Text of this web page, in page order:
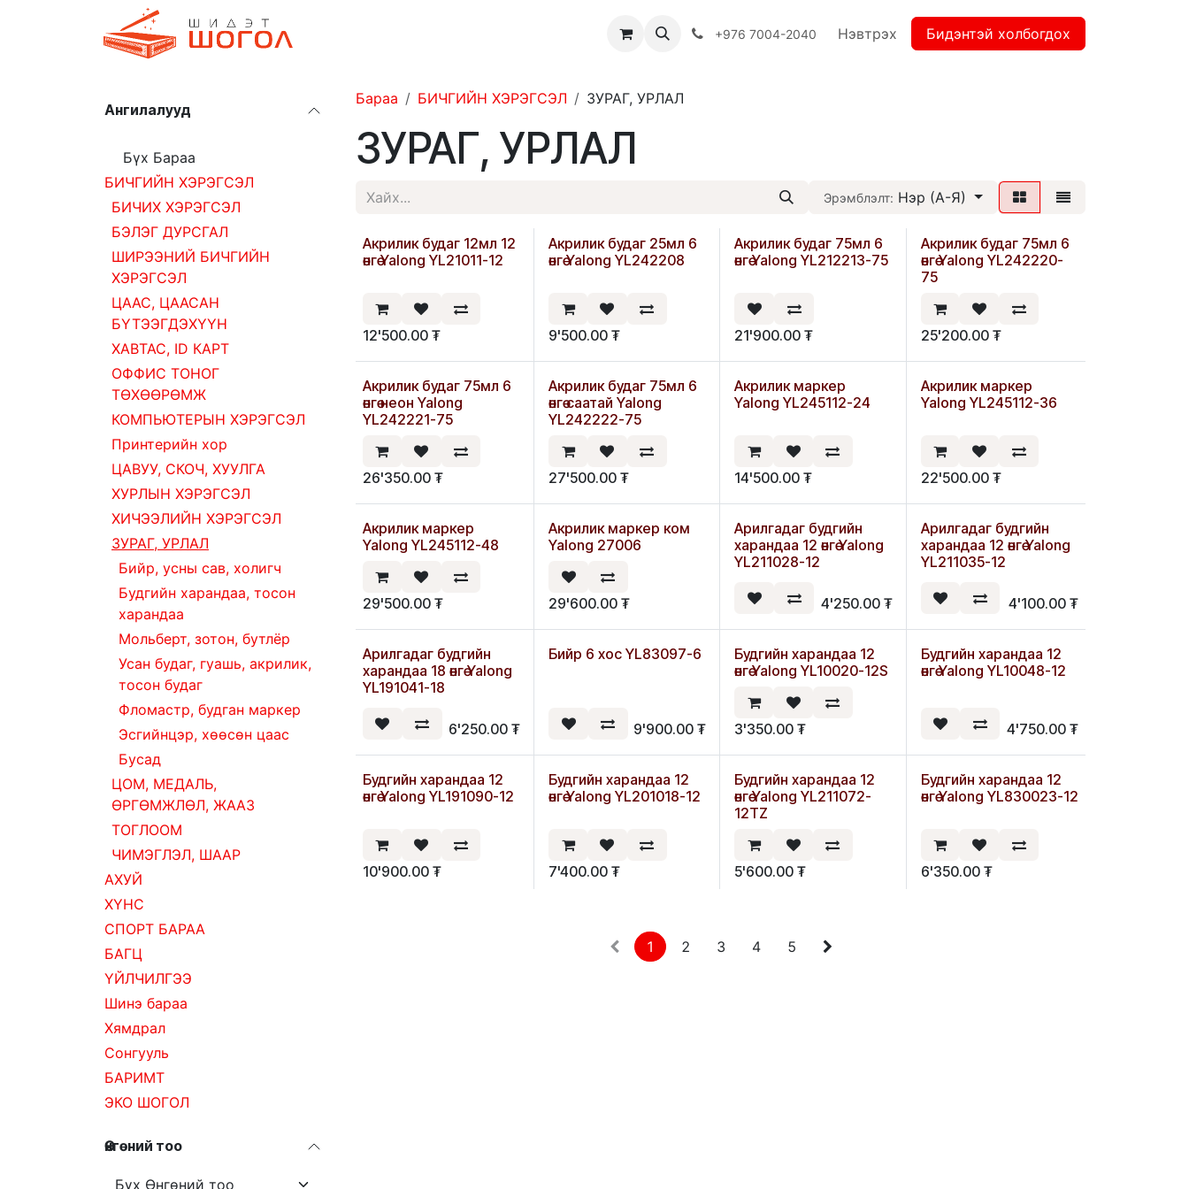
Хямдрал ♻️ Эко шогол+976 7004-2040 Нэвтрэх Бидэнтэй холбогдох
Ангилалууд
Бүх Бараа
БИЧГИЙН ХЭРЭГСЭЛ
БИЧИХ ХЭРЭГСЭЛ
БЭЛЭГ ДУРСГАЛ
ШИРЭЭНИЙ БИЧГИЙН
ХЭРЭГСЭЛ
ЦААС, ЦААСАН
БҮТЭЭГДЭХҮҮН
ХАВТАС, ID КАРТ
ОФФИС ТОНОГ
ТӨХӨӨРӨМЖ
КОМПЬЮТЕРЫН ХЭРЭГСЭЛ
Принтерийн хор
ЦАВУУ, СКОЧ, ХУУЛГА
ХУРЛЫН ХЭРЭГСЭЛ
ХИЧЭЭЛИЙН ХЭРЭГСЭЛ
ЗУРАГ, УРЛАЛ
Бийр, усны сав, холигч
Будгийн харандаа, тосон
харандаа
Мольберт, зотон, бутлёр
Усан будаг, гуашь, акрилик,
тосон будаг
Фломастр, будган маркер
Эсгийнцэр, хөөсөн цаас
Бусад
ЦОМ, МЕДАЛЬ,
ӨРГӨМЖЛӨЛ, ЖААЗ
ТОГЛООМ
ЧИМЭГЛЭЛ, ШААР
АХУЙ
ХҮНС
СПОРТ БАРАА
БАГЦ
ҮЙЛЧИЛГЭЭ
Шинэ бараа
Хямдрал
Сонгууль
БАРИМТ
ЭКО ШОГОЛ
Өнгөний тоо
Бараа БИЧГИЙН ХЭРЭГСЭЛ ЗУРАГ, УРЛАЛ
ЗУРАГ, УРЛАЛ
Эрэмблэлт: Нэр (А-Я)
Акрилик будаг 12мл 12
өнгө Yalong YL21011-12
12'500.00 ₮
Акрилик будаг 25мл 6
өнгө Yalong YL242208
9'500.00 ₮
Шинэ
Акрилик будаг 75мл 6
өнгө Yalong YL212213-75
21'900.00 ₮
Акрилик будаг 75мл 6
өнгө Yalong YL242220-
75
25'200.00₮
Акрилик будаг 75мл 6
өнгө неон Yalong
YL242221-75
26'350.00 ₮
Акрилик будаг 75мл 6
өнгө саатай Yalong
YL242222-75
27'500.00 ₮
Шинэ
Акрилик маркер
Yalong YL245112-24
14'500.00 ₮
Шинэ
Акрилик маркер
Yalong YL245112-36
22'500.00₮
Шинэ
Акрилик маркер
Yalong YL245112-48
29'500.00 ₮
Шинэ
Акрилик маркер ком
Yalong 27006
29'600.00 ₮
Шинэ
Арилгадаг будгийн
харандаа 12 өнгө Yalong
YL211028-12
4'250.00₮
Арилгадаг будгийн
харандаа 12 өнгө Yalong
YL211035-12
4'100.00₮
Арилгадаг будгийн
харандаа 18 өнгө Yalong
YL191041-18
6'250.00 ₮
Бийр 6 хос YL83097-6
9'900.00 ₮
Будгийн харандаа 12
өнгө Yalong YL10020-12S
3'350.00 ₮
Будгийн харандаа 12
өнгө Yalong YL10048-12
4'750.00₮
Будгийн харандаа 12
өнгө Yalong YL191090-12
10'900.00 ₮
Будгийн харандаа 12
өнгө Yalong YL201018-12
7'400.00 ₮
Будгийн харандаа 12
өнгө Yalong YL211072-
12TZ
5'600.00 ₮
Будгийн харандаа 12
өнгө Yalong YL830023-12
6'350.00₮
1 2 3 4 5